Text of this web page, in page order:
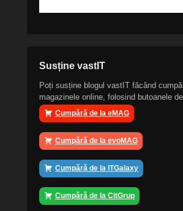
Susține vastIT
Poți susține blogul vastIT făcând
magazinele online, folosind butoanele
Cumpără de la eMAG
Cumpără de la evoMAG
Cumpără de la ITGalaxy
Cumpără de la CitGrup